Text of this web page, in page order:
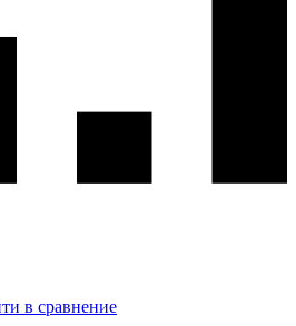
в сравнение